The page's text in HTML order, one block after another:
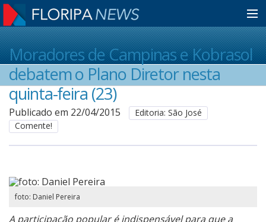
Home
Notícias
Colunistas
Moradores de Campinas e Kobrasol
debatem o Plano Diretor nesta
quinta-feira (23)
Publicado em 22/04/2015
Editoria: São José
Comente!
foto: Daniel Pereira
A participação popular é indispensável para que a